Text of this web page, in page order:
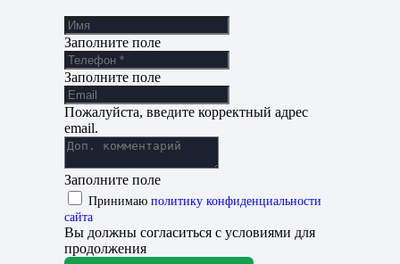
Заполните поле
Заполните поле
Пожалуйста, введите корректный адрес
email.
Заполните поле
Принимаю политику конфиденциальности
сайта
Вы должны согласиться с условиями для
продолжения